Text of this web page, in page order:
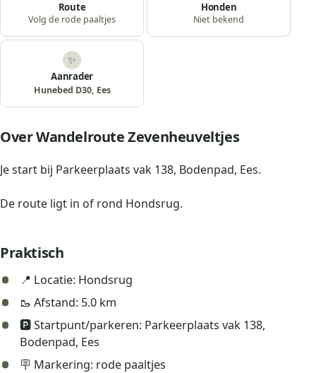
Route
Volg de rode paaltjes
Honden
Niet bekend
✨
Aanrader
Hunebed D30, Ees
Over Wandelroute Zevenheuveltjes
Je start bij Parkeerplaats vak 138, Bodenpad, Ees.
De route ligt in of rond Hondsrug.
Praktisch
📍 Locatie: Hondsrug
🥾 Afstand: 5.0 km
🅿️ Startpunt/parkeren: Parkeerplaats vak 138,
Bodenpad, Ees
🪧 Markering: rode paaltjes